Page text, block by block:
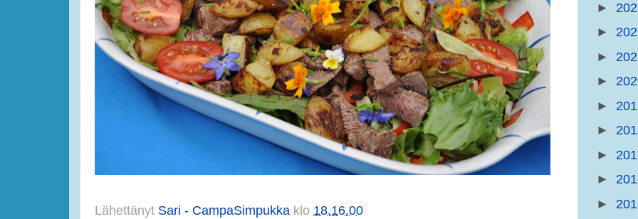
Lähettänyt Sari - CampaSimpukka klo 18.16.00
►
►
►
►
►
►
►
►
►